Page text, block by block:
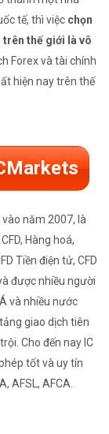
tế, thì việc chọn
thế giới là vô
Forex và tài chính
hiện nay trên thế
năm 2007, là
Hàng hoá,
Tiền điện tử, CFD
được nhiều người
và nhiều nước
giao dịch tiên
Cho đến nay IC
tốt và uy tín
AFSL, AFCA.